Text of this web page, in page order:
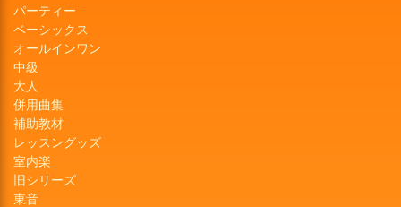
パーティー
ベーシックス
オールインワン
中級
大人
併用曲集
補助教材
レッスングッズ
室内楽
旧シリーズ
東音